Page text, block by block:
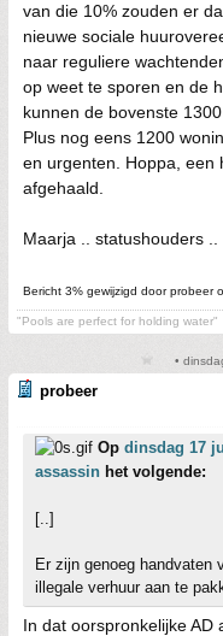
van die 10% zouden er
nieuwe sociale
naar reguliere
op weet te sporen en de
kunnen de bovenste
Plus nog eens 1200
en urgenten. Hoppa, een
afgehaald.
Maarja .. statushouders ..
Bericht 3% gewijzigd door probeer
"Pools are perfect for holding water"
•
probeer
Op dinsdag 17
assassin het volgende:
[..]
Er zijn genoeg handvaten
illegale verhuur aan te
In dat oorspronkelijke